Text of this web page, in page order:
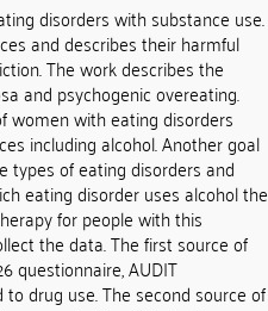
disorders with substance use.
and describes their harmful
The work describes the
and psychogenic overeating.
women with eating disorders
including alcohol. Another goal
of eating disorders and
eating disorder uses alcohol the
for people with this
the data. The first source of
questionnaire, AUDIT
drug use. The second source of